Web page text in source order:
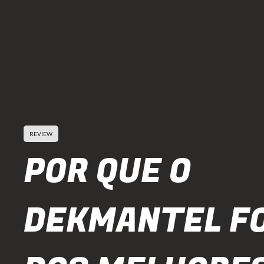
REVIEW
POR QUE O
DEKMANTEL